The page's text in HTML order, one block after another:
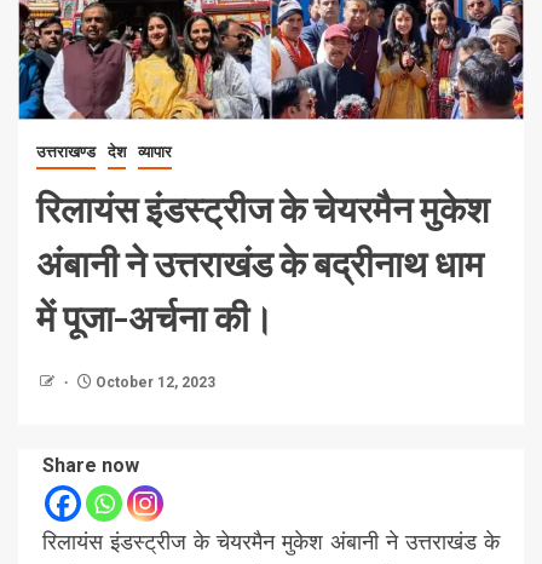
उत्तराखण्ड देश व्यापार
रिलायंस इंडस्ट्रीज के चेयरमैन मुकेश
अंबानी ने उत्तराखंड के बद्रीनाथ धाम
में पूजा-अर्चना की।
October 12, 2023
Share now
रिलायंस इंडस्ट्रीज के चेयरमैन मुकेश अंबानी ने उत्तराखंड के